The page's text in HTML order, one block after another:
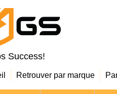
Success!
Retrouver par marque